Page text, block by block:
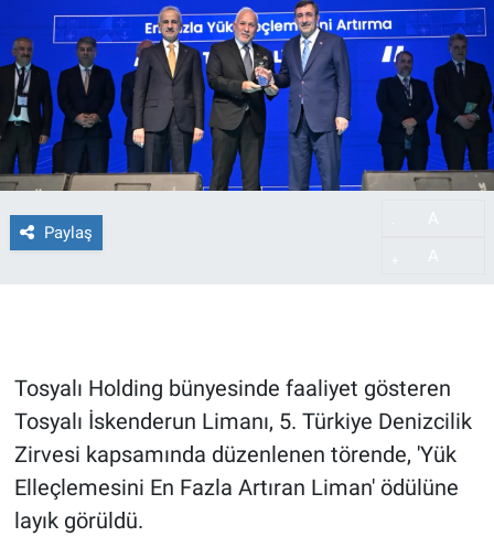
Paylaş
Tosyalı Holding bünyesinde faaliyet gösteren
Tosyalı İskenderun Limanı, 5. Türkiye Denizcilik
Zirvesi kapsamında düzenlenen törende, 'Yük
Elleçlemesini En Fazla Artıran Liman' ödülüne
layık görüldü.